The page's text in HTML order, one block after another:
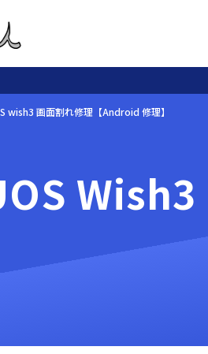
wish3 画面割れ修理【Android 修理】